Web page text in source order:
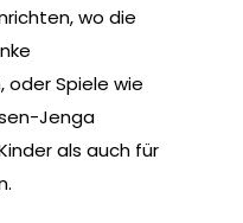
wo die
oder Spiele wie
Jenga
als auch für